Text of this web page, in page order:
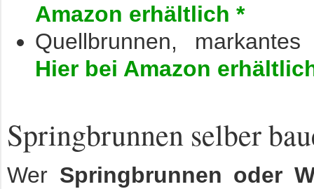
Amazon erhältlich *
Quellbrunnen,
Hier bei Amazon
Springbrunnen selber
Wer Springbrunnen oder